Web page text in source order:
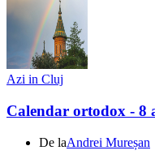
Azi in Cluj
Calendar ortodox - 8
De laAndrei Mureșan